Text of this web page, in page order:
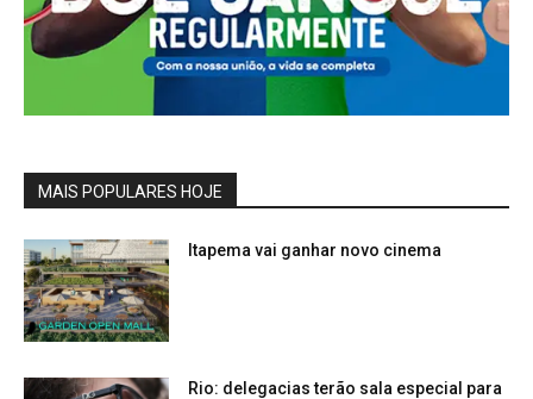
MAIS POPULARES HOJE
Itapema vai ganhar novo cinema
Rio: delegacias terão sala especial para